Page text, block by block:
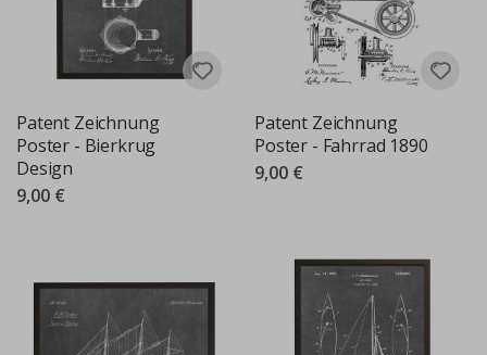
Patent Zeichnung
Poster - Bierkrug
Design
9,00 €
Patent Zeichnung
Poster - Fahrrad 1890
9,00 €